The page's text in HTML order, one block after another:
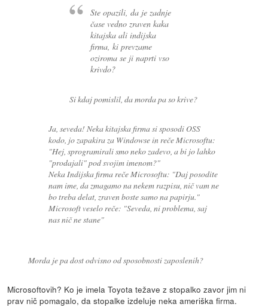
Ste opazili, da je zadnje
čase vedno zraven kaka
kitajska ali indijska
firma, ki prevzame
oziroma se ji naprti vso
krivdo?
Si kdaj pomislil, da morda pa so krive?
Ja, seveda! Neka kitajska firma si sposodi OSS
kodo, jo zapakira za Windowse in reče Microsoftu:
"Hej, sprogramirali smo neko zadevo, a bi jo lahko
"prodajali" pod svojim imenom?"
Neka Indijska firma reče Microsoftu: "Daj posodite
nam ime, da zmagamo na nekem razpisu, nič vam ne
bo treba delat, zraven boste samo na papirju."
Microsoft veselo reče: "Seveda, ni problema, saj
nas nič ne stane"
Morda je pa dost odvisno od sposobnosti zaposlenih?
Microsoftovih? Ko je imela Toyota težave z stopalko zavor jim ni
prav nič pomagalo, da stopalke izdeluje neka ameriška firma.